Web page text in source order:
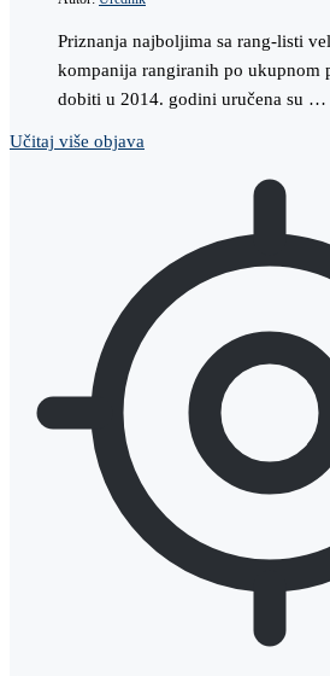
Priznanja najboljima sa rang-listi
kompanija rangiranih po ukupnom
dobiti u 2014. godini uručena su …
Učitaj više objava